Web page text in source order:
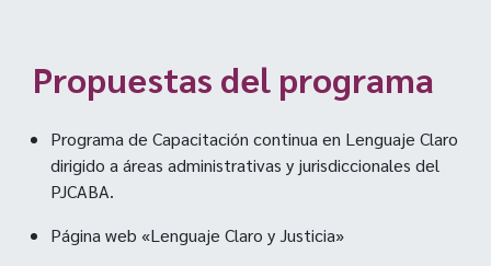
Propuestas del programa
Programa de Capacitación continua en Lenguaje Claro
dirigido a áreas administrativas y jurisdiccionales del
PJCABA.
Página web «Lenguaje Claro y Justicia»